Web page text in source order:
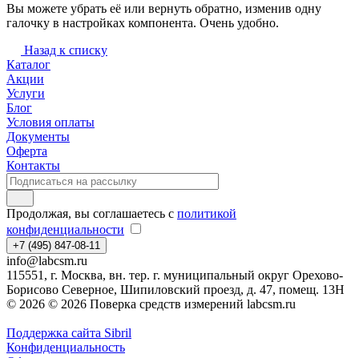
Вы можете убрать её или вернуть обратно, изменив одну
галочку в настройках компонента. Очень удобно.
Назад к списку
Каталог
Акции
Услуги
Блог
Условия оплаты
Документы
Оферта
Контакты
Продолжая, вы соглашаетесь с политикой
конфиденциальности
+7 (495) 847-08-11
info@labcsm.ru
115551, г. Москва, вн. тер. г. муниципальный округ Орехово-
Борисово Северное, Шипиловский проезд, д. 47, помещ. 13Н
© 2026 © 2026 Поверка средств измерений labcsm.ru
Поддержка сайта Sibril
Конфиденциальность